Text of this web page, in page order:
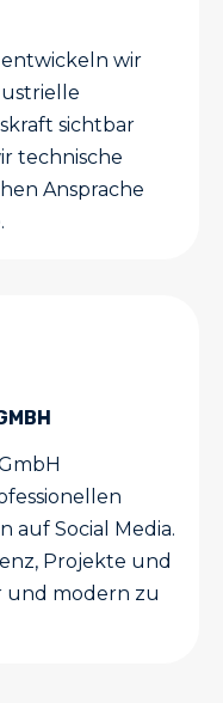
wir
sichtbar
technische
Ansprache
auf Social Media.
Projekte und
und modern zu